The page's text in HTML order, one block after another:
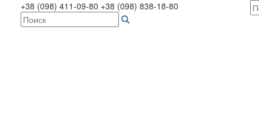
+38 (098) 411-09-80 +38 (098) 838-18-80